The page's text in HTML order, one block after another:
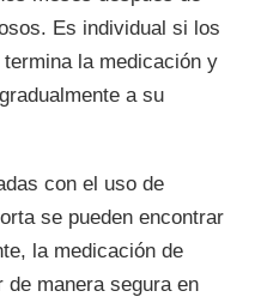
Es individual si los
la medicación y
a su
con el uso de
se pueden encontrar
la medicación de
manera segura en